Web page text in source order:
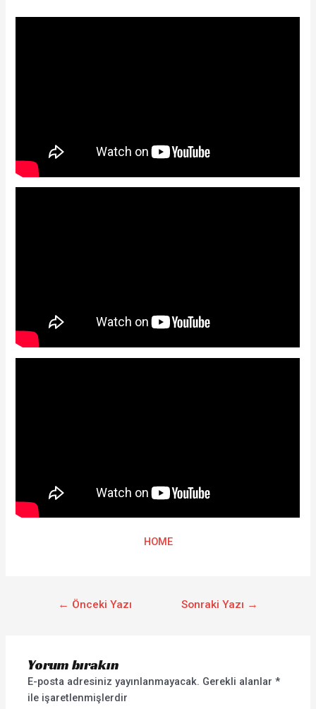
HOME
← Önceki Yazı Sonraki Yazı →
Yorum bırakın
E-posta adresiniz yayınlanmayacak. Gerekli alanlar*
ile işaretlenmişlerdir